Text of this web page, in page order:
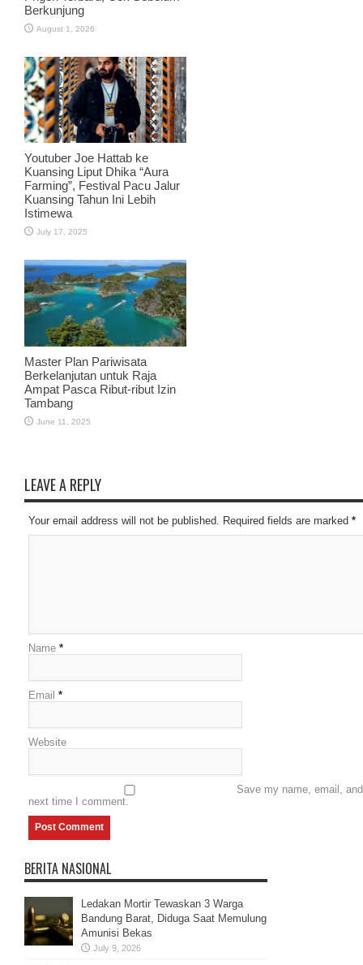
Berkunjung
August 1, 2026
Youtuber Joe Hattab ke
Kuansing Liput Dhika “Aura
Farming”, Festival Pacu Jalur
Kuansing Tahun Ini Lebih
Istimewa
July 17, 2025
Master Plan Pariwisata
Berkelanjutan untuk Raja
Ampat Pasca Ribut-ribut Izin
Tambang
June 11, 2025
LEAVE A REPLY
Your email address will not be published. Required fields are marked *
Name *
Email *
Website
Save my name, email,
next time I comment.
BERITA NASIONAL
Ledakan Mortir Tewaskan 3 Warga
Bandung Barat, Diduga Saat Memulung
Amunisi Bekas
July 9, 2026